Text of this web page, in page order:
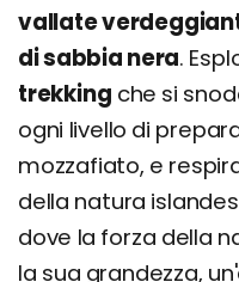
vallate
di sabbia nera.
trekking che si
ogni livello di
mozzafiato, e
della natura
dove la forza della
la sua grandezza,